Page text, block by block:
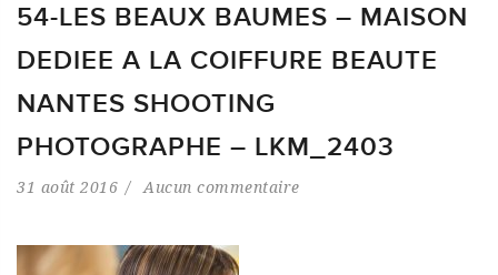
54-LES BEAUX BAUMES – MAISON
DEDIEE A LA COIFFURE BEAUTE
NANTES SHOOTING
PHOTOGRAPHE – LKM_2403
31 août 2016 Aucun commentaire